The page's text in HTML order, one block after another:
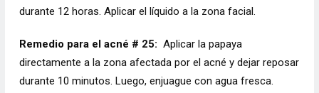
durante 12 horas. Aplicar el líquido a la zona facial.
Remedio para el acné # 25: Aplicar la papaya
directamente a la zona afectada por el acné y dejar reposar
durante 10 minutos. Luego, enjuague con agua fresca.